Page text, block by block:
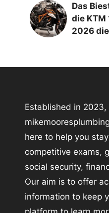
Das
die KTM
2026
Established in 2023,
here to help you
competitive exams,
social security,
Our aim is to offer
information to keep